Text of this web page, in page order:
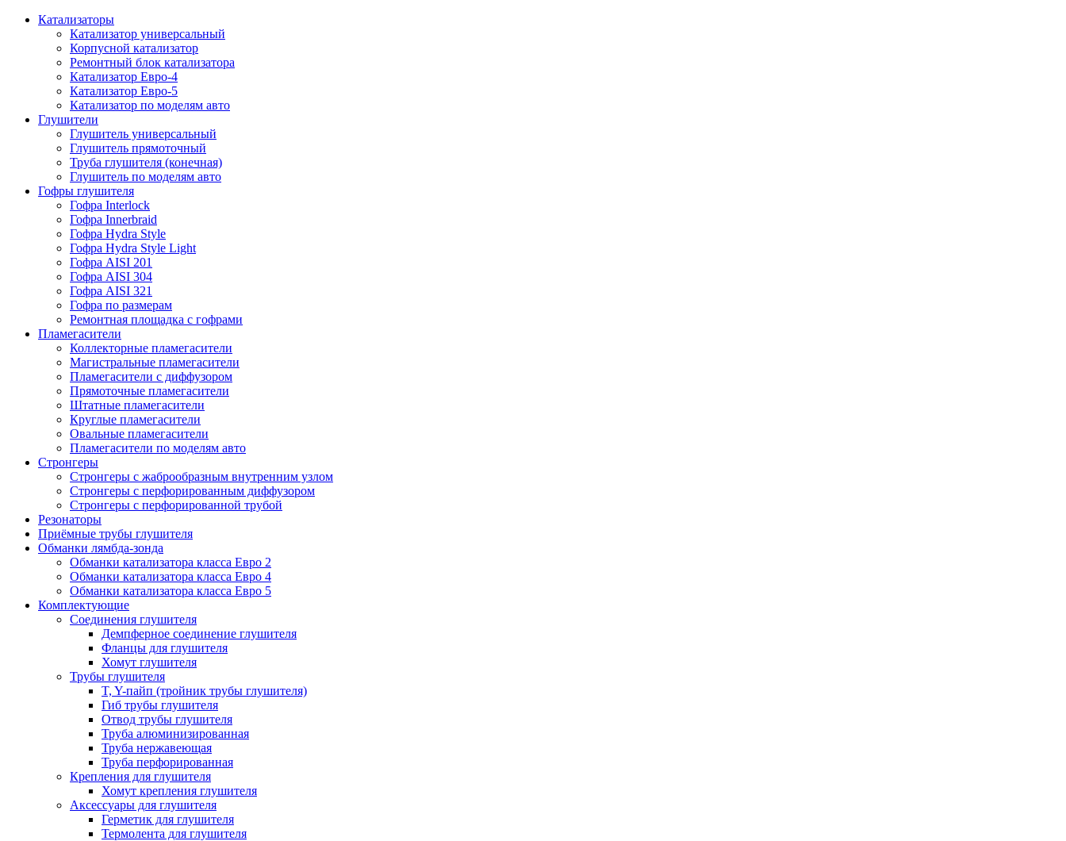
Катализаторы
Катализатор универсальный
Корпусной катализатор
Ремонтный блок катализатора
Катализатор Евро-4
Катализатор Евро-5
Катализатор по моделям авто
Глушители
Глушитель универсальный
Глушитель прямоточный
Труба глушителя (конечная)
Глушитель по моделям авто
Гофры глушителя
Гофра Interlock
Гофра Innerbraid
Гофра Hydra Style
Гофра Hydra Style Light
Гофра AISI 201
Гофра AISI 304
Гофра AISI 321
Гофра по размерам
Ремонтная площадка с гофрами
Пламегасители
Коллекторные пламегасители
Магистральные пламегасители
Пламегасители с диффузором
Прямоточные пламегасители
Штатные пламегасители
Круглые пламегасители
Овальные пламегасители
Пламегасители по моделям авто
Стронгеры
Стронгеры с жаброобразным внутренним узлом
Стронгеры с перфорированным диффузором
Стронгеры с перфорированной трубой
Резонаторы
Приёмные трубы глушителя
Обманки лямбда-зонда
Обманки катализатора класса Евро 2
Обманки катализатора класса Евро 4
Обманки катализатора класса Евро 5
Комплектующие
Соединения глушителя
Демпферное соединение глушителя
Фланцы для глушителя
Хомут глушителя
Трубы глушителя
T, Y-пайп (тройник трубы глушителя)
Гиб трубы глушителя
Отвод трубы глушителя
Труба алюминизированная
Труба нержавеющая
Труба перфорированная
Крепления для глушителя
Хомут крепления глушителя
Аксессуары для глушителя
Герметик для глушителя
Термолента для глушителя